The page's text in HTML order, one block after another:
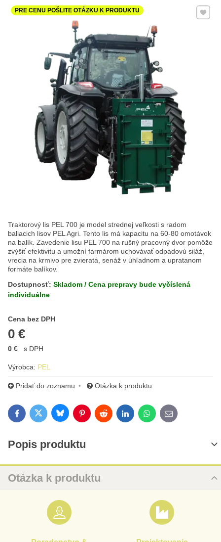
Traktorový lis PEL 700 je model strednej veľkosti s radom
baliacich lisov PEL Agri. Tento lis má kapacitu na 60-80 omotávok
na balík. Zavedenie lisu PEL 700 na rušný pracovný dvor pomôže
zvýšiť efektivitu a umožní farmárom uchovávať odpadovú siláž,
vrecia na krmivo pre zvieratá, senáž v úhľadnom a upratanom
formáte balíkov.
Pridať
PRE CENU POŠLITE OTÁZKU K PRODUKTU
Dostupnosť: Skladom / Cena prepravy bude vyčíslená
individuálne
Cena bez DPH
0 €
Cena s DPH
0 € s DPH
Výrobca: PEL
Pridať do zoznamu Otázka k produktu
FacebookTwitterBlueskyPinterestRedditLinkedInWhatsApp
E-mail
Popis produktu
Otázka k produktu